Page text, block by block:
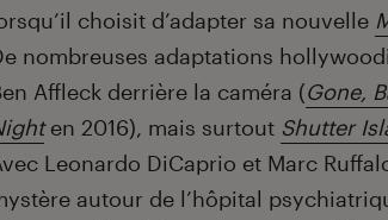
choisit d’adapter sa nouvelle
nombreuses adaptations
Affleck derrière la caméra (Gone,
en 2016), mais surtout Shutter
Leonardo DiCaprio et Marc
autour de l’hôpital